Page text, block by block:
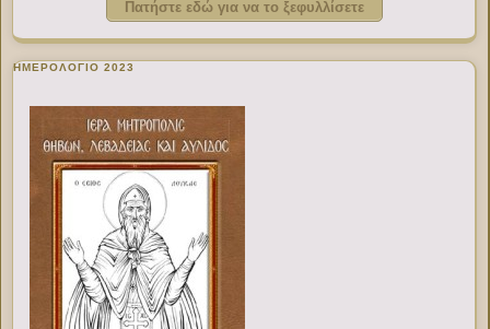
Πατήστε εδώ για να το ξεφυλλίσετε
ΗΜΕΡΟΛΟΓΙΟ 2023